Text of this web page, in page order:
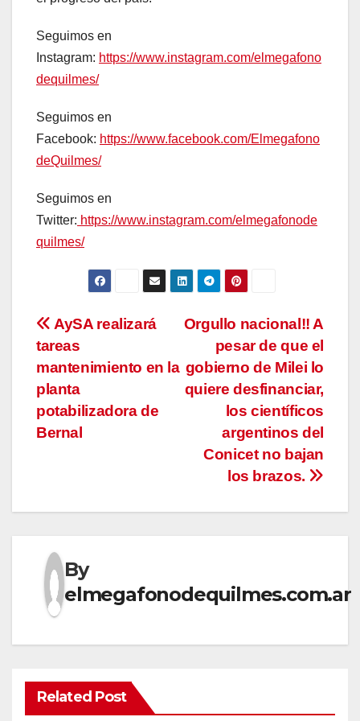
Seguimos en
Instagram: https://www.instagram.com/elmegafono
dequilmes/
Seguimos en
Facebook: https://www.facebook.com/Elmegafono
deQuilmes/
Seguimos en
Twitter: https://www.instagram.com/elmegafonode
quilmes/
Navegación
de
entradas
Orgullo nacional!! A
pesar de que el
gobierno de Milei lo
quiere desfinanciar,
los científicos
argentinos del
Conicet no bajan
los brazos.
AySA realizará
tareas
mantenimiento en la
planta
potabilizadora de
Bernal
By
elmegafonodequilmes.com.ar
Related Post